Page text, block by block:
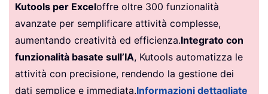
Kutools per Exceloffre oltre 300 funzionalità
avanzate per semplificare attività complesse,
aumentando creatività ed efficienza.Integrato con
funzionalità basate sull’IA, Kutools automatizza le
attività con precisione, rendendo la gestione dei
dati semplice e immediata.Informazioni dettagliate